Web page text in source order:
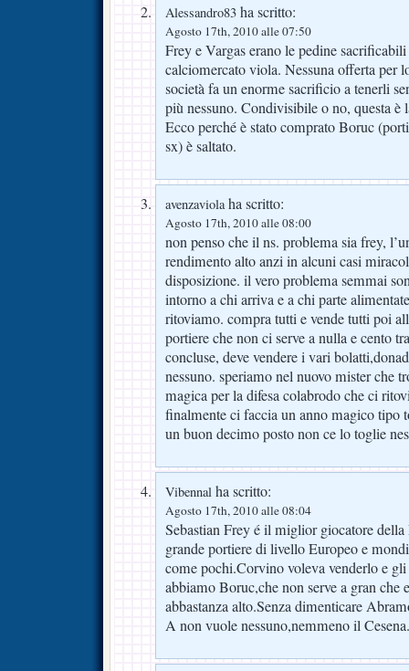
Alessandro83 ha scritto:
Agosto 17th, 2010 alle 07:50
Frey e Vargas erano le pedine
calciomercato viola. Nessuna offerta per
società fa un enorme sacrificio a tenerli
più nessuno. Condivisibile o no, questa è
Ecco perché è stato comprato Boruc
sx) è saltato.
avenzaviolaha scritto:
Agosto 17th, 2010 alle 08:00
non penso che il ns. problema sia frey,
rendimento alto anzi in alcuni casi
disposizione. il vero problema semmai
intorno a chi arriva e a chi parte
ritoviamo. compra tutti e vende tutti poi
portiere che non ci serve a nulla e cento
concluse, deve vendere i vari
nessuno. speriamo nel nuovo mister che
magica per la difesa colabrodo che ci
finalmente ci faccia un anno magico tipo
un buon decimo posto non ce lo toglie
Vibennal ha scritto:
Agosto 17th, 2010 alle 08:04
Sebastian Frey é il miglior giocatore
grande portiere di livello Europeo e
come pochi.Corvino voleva venderlo e gli
abbiamo Boruc,che non serve a gran che
abbastanza alto.Senza dimenticare
A non vuole nessuno,nemmeno il Cesena.